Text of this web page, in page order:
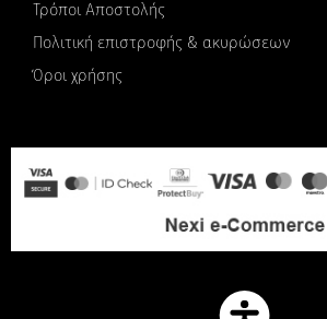
Τρόποι Αποστολής
Πολιτική επιστροφής & ακυρώσεων
Όροι χρήσης